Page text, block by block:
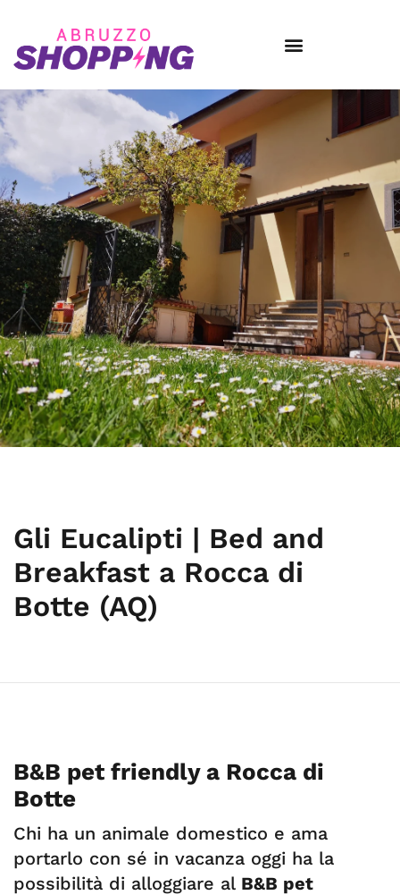
Gli Eucalipti | Bed and
Breakfast a Rocca di
Botte (AQ)
B&B pet friendly a Rocca di
Botte
Chi ha un animale domestico e ama
portarlo con sé in vacanza oggi ha la
possibilità di alloggiare al B&B pet